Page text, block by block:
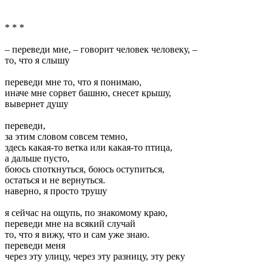
* * *
– переведи мне, – говорит человек человеку, –
то, что я слышу
переведи мне то, что я понимаю,
иначе мне сорвет башню, снесет крышу,
вывернет душу
переведи,
за этим словом совсем темно,
здесь какая-то ветка или какая-то птица,
а дальше пусто,
боюсь споткнуться, боюсь оступиться,
остаться и не вернуться.
наверно, я просто трушу
я сейчас на ощупь, по знакомому краю,
переведи мне на всякий случай
то, что я вижу, что и сам уже знаю.
переведи меня
через эту улицу, через эту разницу, эту реку